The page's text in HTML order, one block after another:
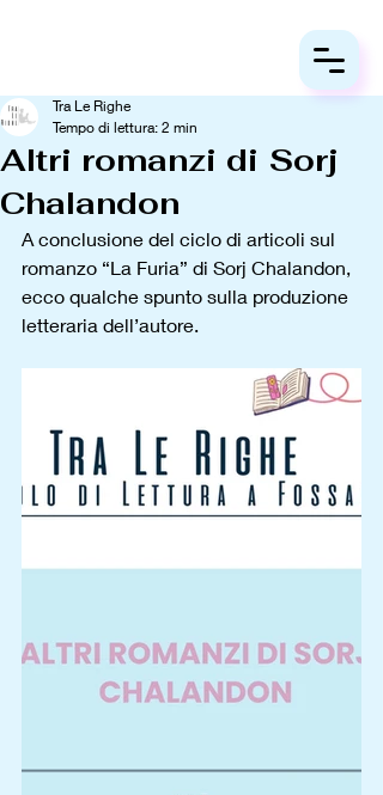
Altri romanzi di Sorj
Chalandon
Tra Le Righe
Tempo di lettura: 2 min
A conclusione del ciclo di articoli sul
romanzo “La Furia” di Sorj Chalandon,
ecco qualche spunto sulla produzione
letteraria dell’autore.